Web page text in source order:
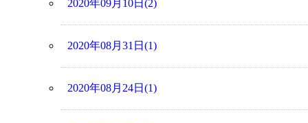
2020年09月10日(2)
2020年08月31日(1)
2020年08月24日(1)